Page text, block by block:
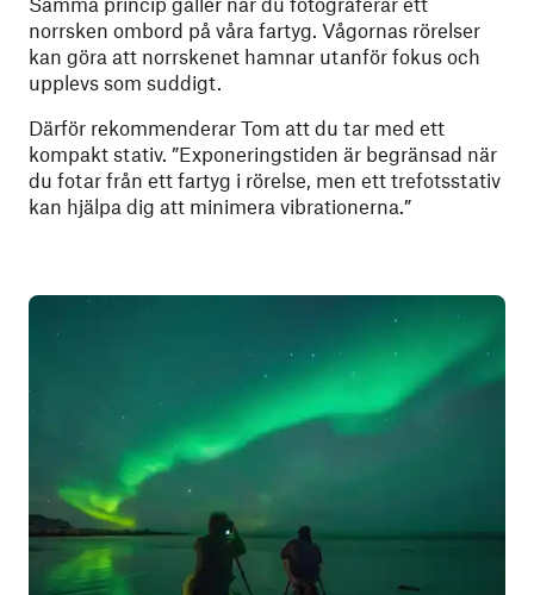
norrsken ombord på våra fartyg. Vågornas rörelser
kan göra att norrskenet hamnar utanför fokus och
upplevs som suddigt.
Därför rekommenderar Tom att du tar med ett
kompakt stativ. ”Exponeringstiden är begränsad när
du fotar från ett fartyg i rörelse, men ett trefotsstativ
kan hjälpa dig att minimera vibrationerna.”